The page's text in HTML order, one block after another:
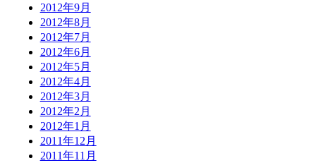
2012年9月
2012年8月
2012年7月
2012年6月
2012年5月
2012年4月
2012年3月
2012年2月
2012年1月
2011年12月
2011年11月